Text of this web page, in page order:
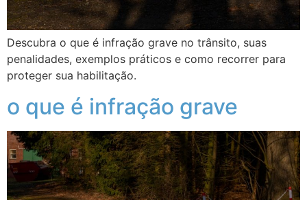
Descubra o que é infração grave no trânsito, suas
penalidades, exemplos práticos e como recorrer para
proteger sua habilitação.
o que é infração grave